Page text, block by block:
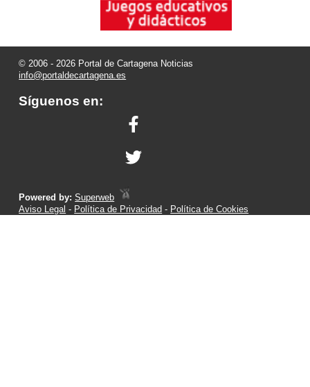
© 2006 - 2026 Portal de Cartagena Noticias
info@portaldecartagena.es
Síguenos en:
Powered by:Superweb
Aviso Legal - Política de Privacidad - Política de Cookies